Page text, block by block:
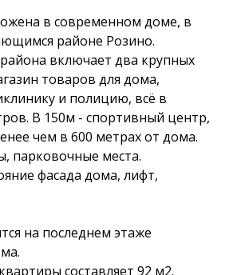
в современном доме, в
районе Розино.
включает два крупных
товаров для дома,
и полицию, всё в
В 150м - спортивный центр,
чем в 600 метрах от дома.
парковочные места.
фасада дома, лифт,
на последнем этаже
составляет 92 м2.